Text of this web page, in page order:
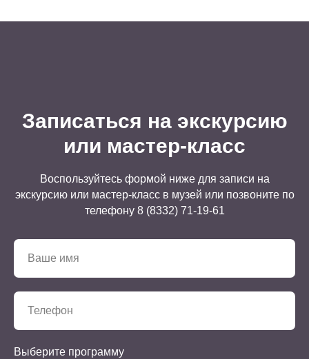
Записаться на экскурсию
или мастер-класс
Воспользуйтесь формой ниже для записи на
экскурсию или мастер-класс в музей или позвоните по
телефону 8 (8332) 71-19-61
Выберите программу